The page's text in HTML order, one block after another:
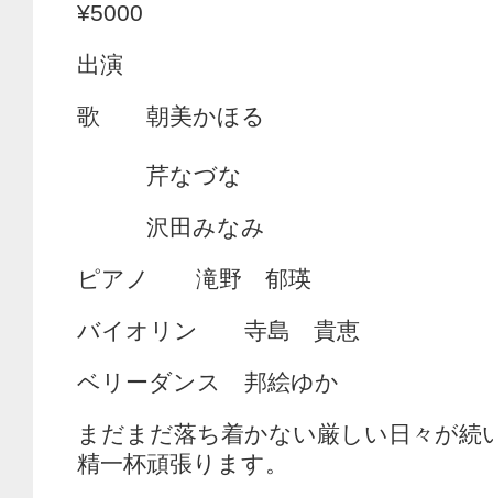
¥5000
出演
歌 朝美かほる
芹なづな
沢田みなみ
ピアノ 滝野 郁瑛
バイオリン 寺島 貴恵
ベリーダンス 邦絵ゆか
まだまだ落ち着かない厳しい日々が
精一杯頑張ります。